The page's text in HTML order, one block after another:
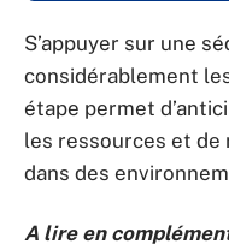
S’appuyer sur une
considérablement
étape permet
les ressources et de
dans des
A lire en